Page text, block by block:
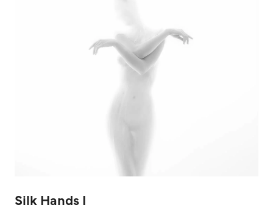
Silk Hands I